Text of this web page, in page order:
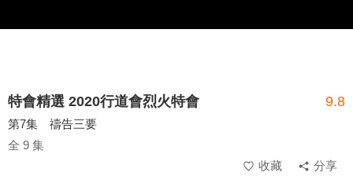
特會精選 2020行道會烈火特會 9.8
第7集 禱告三要
全 9 集
收藏
分享